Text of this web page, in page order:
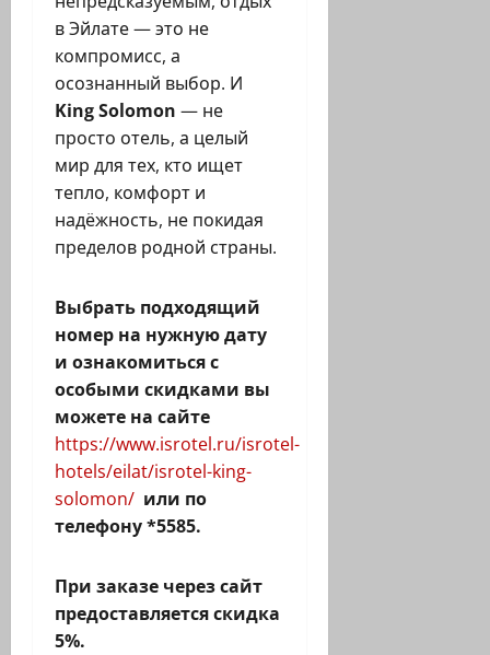
в Эйлате — это не
компромисс, а
осознанный выбор. И
King Solomon — не
просто отель, а целый
мир для тех, кто ищет
тепло, комфорт и
надёжность, не покидая
пределов родной страны.
Выбрать подходящий
номер на нужную дату
и ознакомиться с
особыми скидками вы
можете на сайте
https://www.isrotel.ru/isrotel-
hotels/eilat/isrotel-king-
solomon/ или по
телефону *5585.
При заказе через сайт
предоставляется скидка
5%.